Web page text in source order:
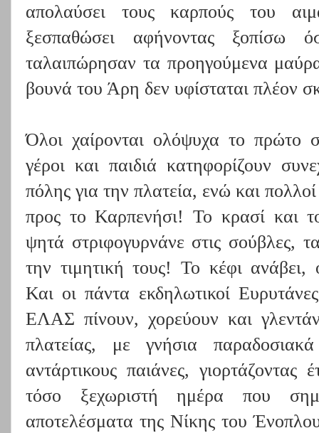
απολαύσει τους καρπούς του
ξεσπαθώσει αφήνοντας ξοπίσω
ταλαιπώρησαν τα προηγούμενα
βουνά του Άρη δεν υφίσταται πλέον
Όλοι χαίρονται ολόψυχα το πρώτο
γέροι και παιδιά κατηφορίζουν
πόλης για την πλατεία, ενώ και
προς το Καρπενήσι! Το κρασί και
ψητά στριφογυρνάνε στις σούβλες,
την τιμητική τους! Το κέφι ανάβει,
Και οι πάντα εκδηλωτικοί
ΕΛΑΣ πίνουν, χορεύουν και
πλατείας, με γνήσια
αντάρτικους παιάνες,
τόσο ξεχωριστή ημέρα που
αποτελέσματα της Νίκης του